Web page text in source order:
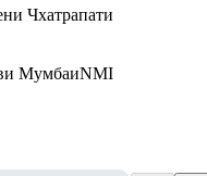
Чхатрапати
МумбаиNMI